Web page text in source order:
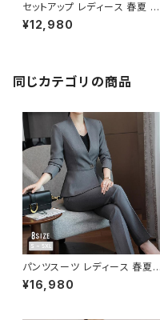
セットアップ レディース 春夏 秋
冬 春 夏 秋 冬 黒 パンツスーツ
パンツスタイル スーツ 無地 上
スカーチョ ワイドパンツ ロング
パンツスーツ オフィス ロングパ
アル 結婚式 パーティー お呼ば
れ ブラック グレー ブラウン 10
代 20代 30代 40代 C-WAW1
067
¥12,980
同じカテゴリの商品
パンツスーツ レディース 春夏
秋冬 春 夏 秋 冬 黒 紺 スーツ
上下セット 2点セット ジャケット
¥16,980